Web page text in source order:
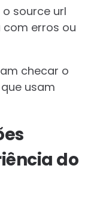
source url
erros ou
checar o
usam
do